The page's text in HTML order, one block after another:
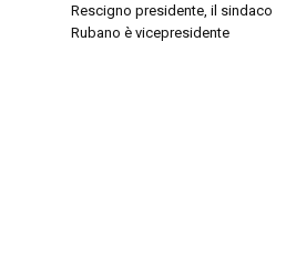
Rescigno presidente, il sindaco
Rubano è vicepresidente